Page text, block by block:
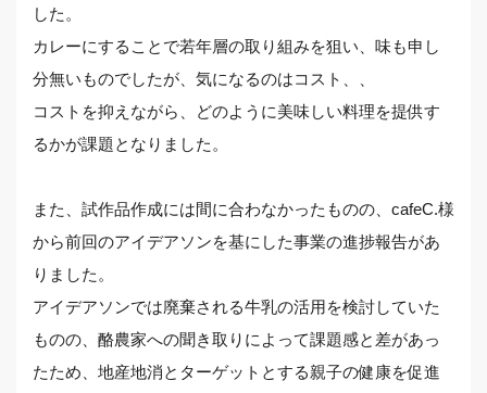
した。
カレーにすることで若年層の取り組みを狙い、味も申し
分無いものでしたが、気になるのはコスト、、
コストを抑えながら、どのように美味しい料理を提供す
るかが課題となりました。
また、試作品作成には間に合わなかったものの、cafeC.様
から前回のアイデアソンを基にした事業の進捗報告があ
りました。
アイデアソンでは廃棄される牛乳の活用を検討していた
ものの、酪農家への聞き取りによって課題感と差があっ
たため、地産地消とターゲットとする親子の健康を促進